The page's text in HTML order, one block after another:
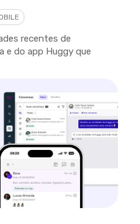
recentes de
e do app Huggy que